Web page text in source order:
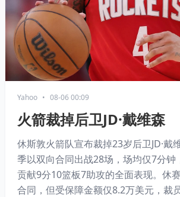
Yahoo • 08-06 00:09
火箭裁掉后卫JD·戴维森
休斯敦火箭队宣布裁掉23岁后卫JD·戴
季以双向合同出战28场，场均仅7分钟
贡献9分10篮板7助攻的全面表现。休
合同，但受保障金额仅8.2万美元，裁